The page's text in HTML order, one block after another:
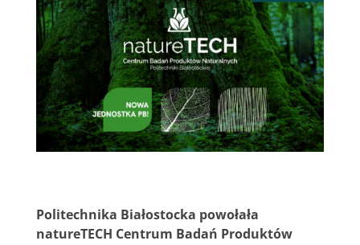
Politechnika Białostocka powołała
natureTECH Centrum Badań Produktów